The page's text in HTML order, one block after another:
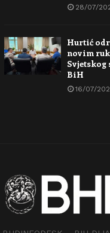
28/07/
Hurtić
novim
Svjetskog
BiH
16/07/